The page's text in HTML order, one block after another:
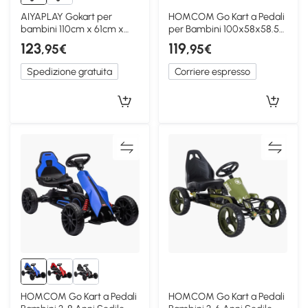
AIYAPLAY Gokart per
bambini 110cm x 61cm x
62cm Rosa
123,95€
Spedizione gratuita
HOMCOM Go Kart a Pedali
per Bambini 100x58x58.5
cm Rosa e Nero
119,95€
Corriere espresso
HOMCOM Go Kart a Pedali
HOMCOM Go Kart a Pedali